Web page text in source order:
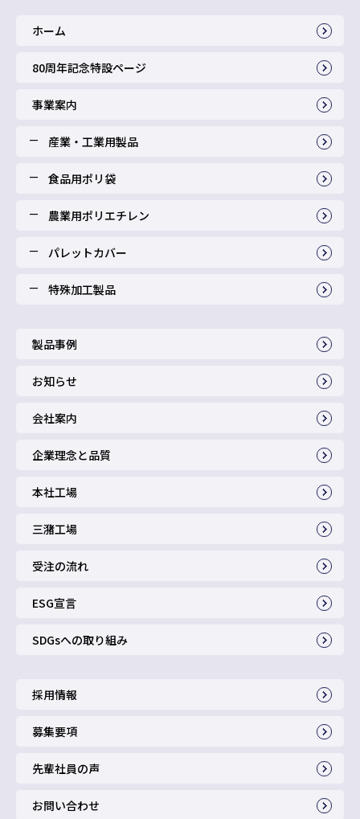
ホーム
80周年記念特設ページ
事業案内
産業・工業用製品
食品用ポリ袋
農業用ポリエチレン
パレットカバー
特殊加工製品
製品事例
お知らせ
会社案内
企業理念と品質
本社工場
三潴工場
受注の流れ
ESG宣言
SDGsへの取り組み
採用情報
募集要項
先輩社員の声
お問い合わせ